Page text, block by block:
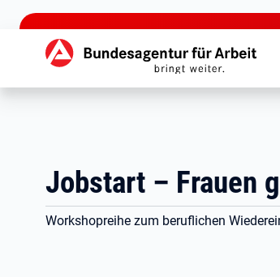
zu den Hauptinhalten springen
Hauptnavigation
Jobstart – Frauen
Workshopreihe zum beruflichen